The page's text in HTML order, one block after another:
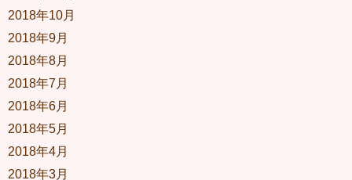
2018年10月
2018年9月
2018年8月
2018年7月
2018年6月
2018年5月
2018年4月
2018年3月